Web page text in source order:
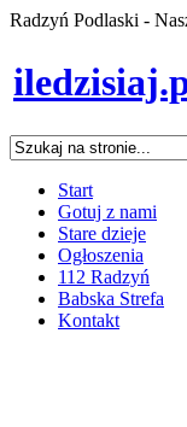
Radzyń Podlaski -
Start
Gotuj z nami
Stare dzieje
Ogłoszenia
112 Radzyń
Babska Strefa
Kontakt